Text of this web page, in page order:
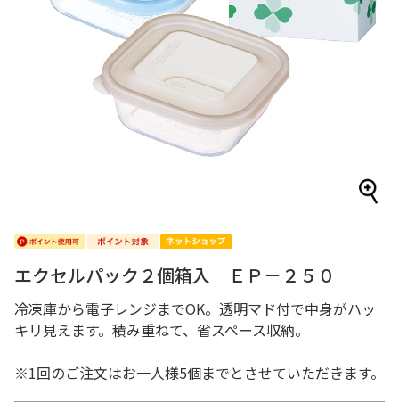
エクセルパック２個箱入 ＥＰ－２５０
冷凍庫から電子レンジまでOK。透明マド付で中身がハッ
キリ見えます。積み重ねて、省スペース収納。
※1回のご注文はお一人様5個までとさせていただきます。